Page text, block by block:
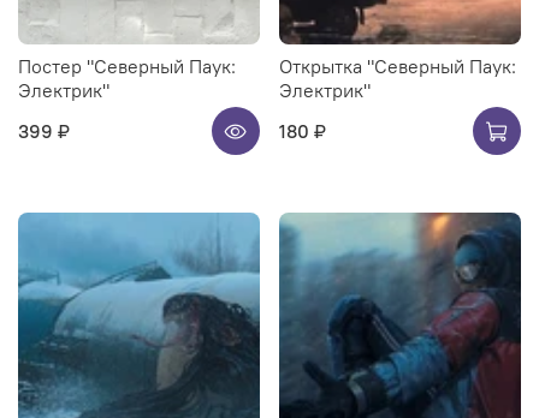
Постер "Северный Паук:
Электрик"
399 ₽
Открытка "Северный Паук:
Электрик"
180 ₽